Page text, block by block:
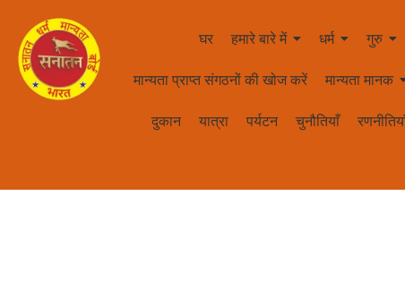
घर हमारे बारे में धर्म गुरु
मान्यता प्राप्त संगठनों की खोज करें मान्यता मानक
दुकान यात्रा पर्यटन चुनौतियाँ